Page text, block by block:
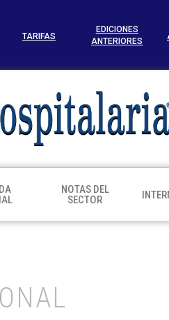
TARIFAS
EDICIONES
ANTERIORES
NOTAS DEL
SECTOR